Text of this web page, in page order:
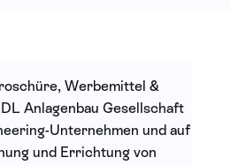
Werbemittel &
Anlagenbau Gesellschaft
Unternehmen und auf
und Errichtung von